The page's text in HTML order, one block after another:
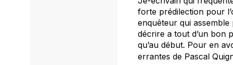
forte prédilection pour
enquêteur qui
décrire a tout d’un bon
qu’au début. Pour en
errantes de Pascal